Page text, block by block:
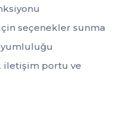
seçenekler sunma
iletişim portu ve